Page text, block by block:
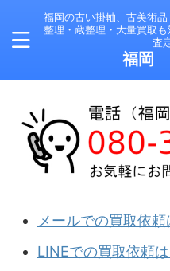
福岡の古い掛軸、古美術
整理・蔵整理・大量買取
査
福岡
メールでの買取依頼
LINEでの買取依頼